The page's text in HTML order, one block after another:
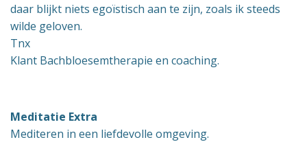
daar blijkt niets egoïstisch aan te zijn, zoals ik steeds
wilde geloven.
Tnx
Klant Bachbloesemtherapie en coaching.
Meditatie Extra
Mediteren in een liefdevolle omgeving.